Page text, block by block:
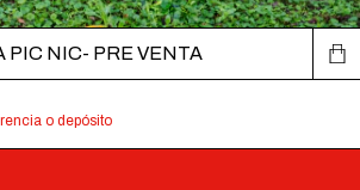
PIC NIC- PRE VENTA
o depósito